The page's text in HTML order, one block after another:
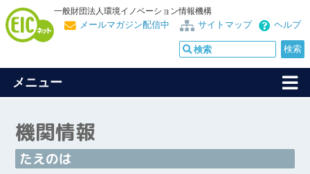
一般財団法人環境イノベーション情報機構
ヘルプ
サイトマップ
メールマガジン配信中
メニュー
機関情報
たえのは